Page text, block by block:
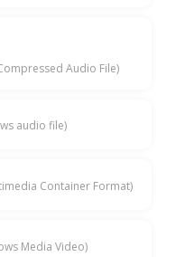
Audio File)
audio file)
Container Format)
Media Video)